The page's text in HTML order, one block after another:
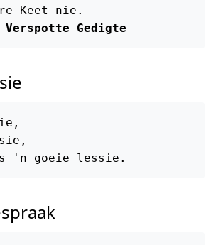
Keet nie.
Verspotte Gedigte